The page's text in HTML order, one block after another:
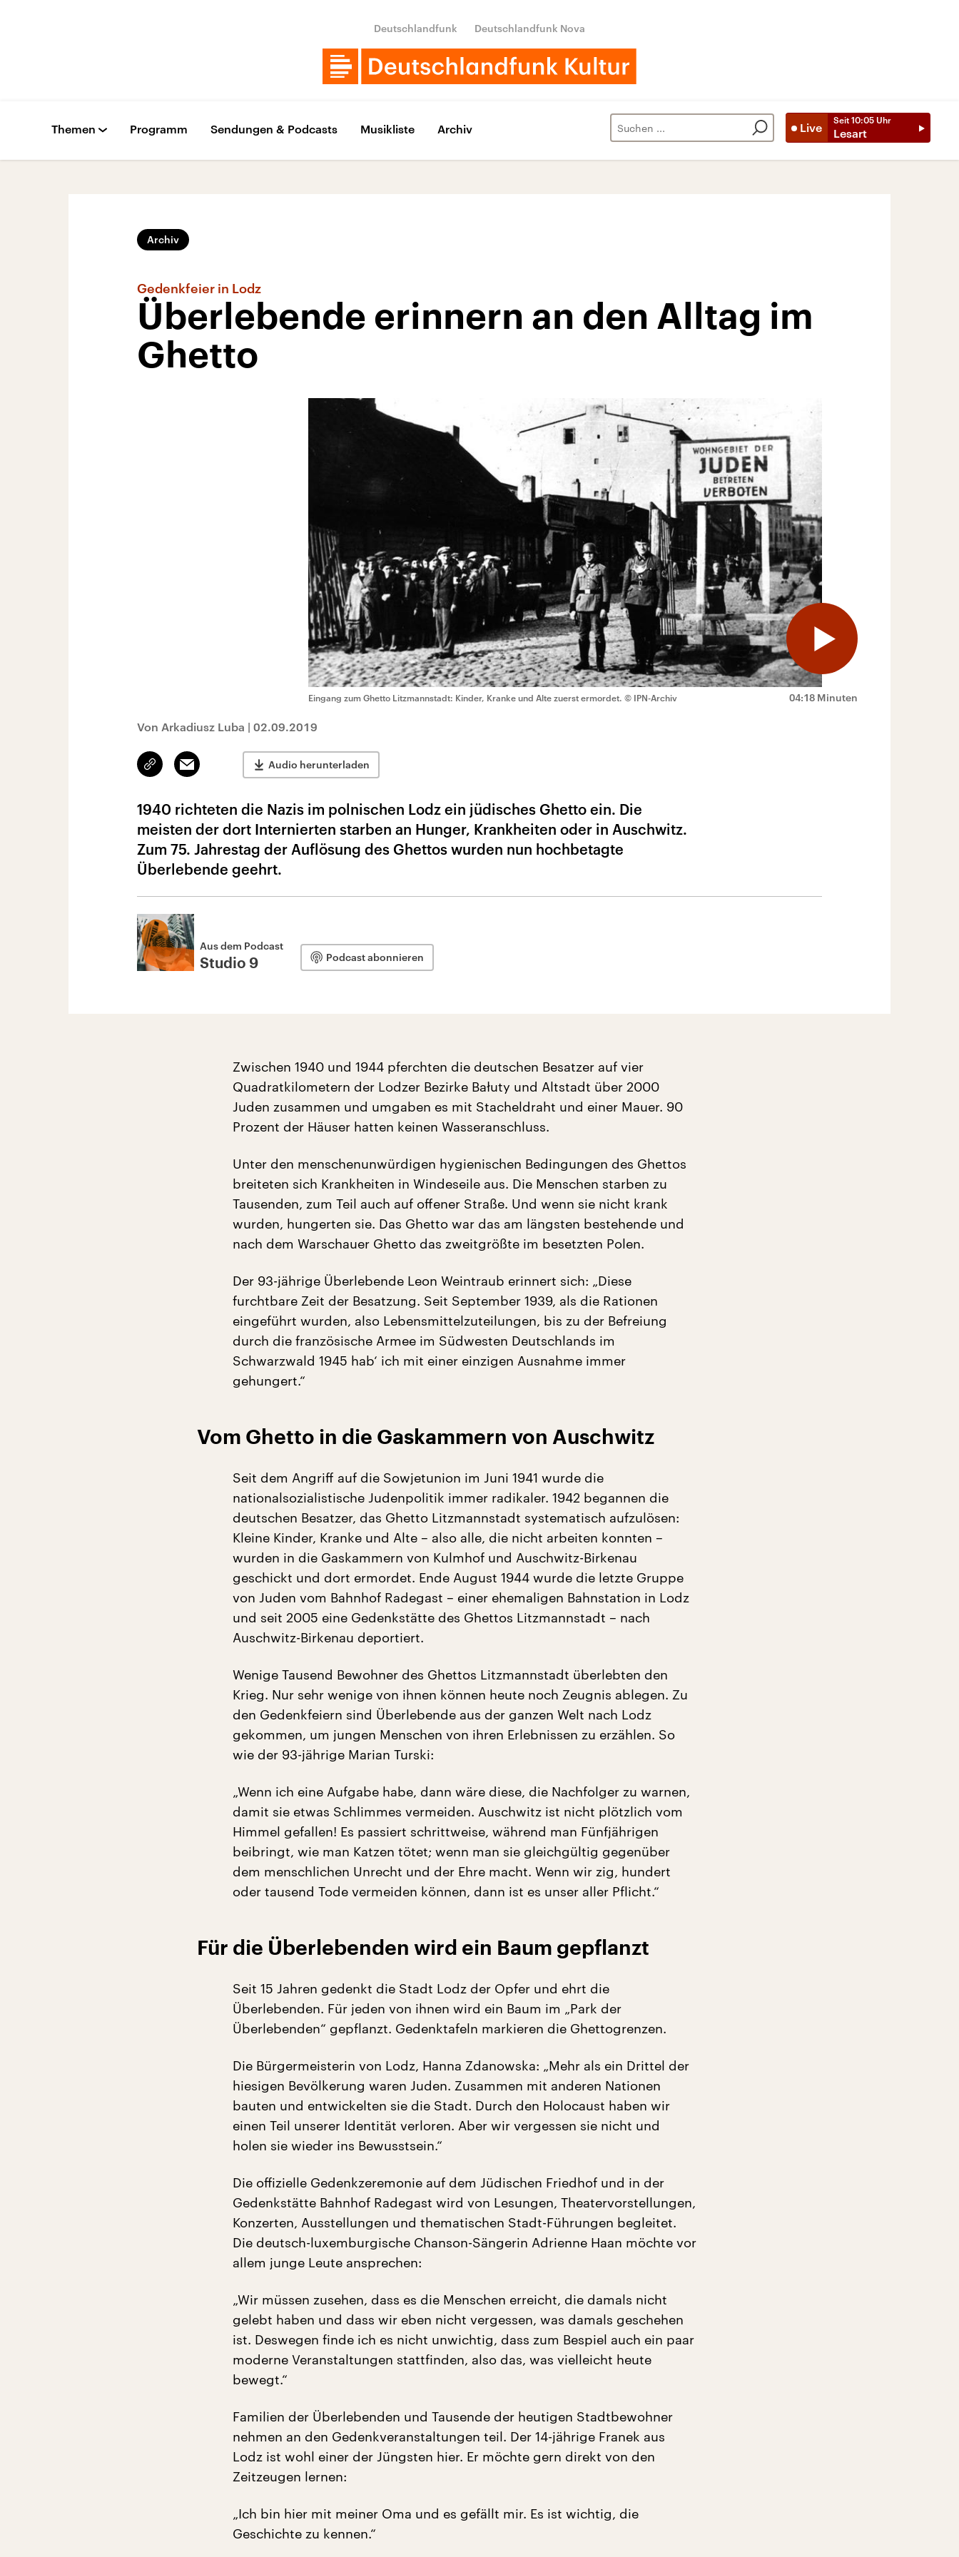
Deutschlandfunk Deutschlandfunk Nova
Live
Seit 10:05 Uhr
Lesart
Themen Programm Sendungen & Podcasts Musikliste Archiv
Archiv
Gedenkfeier in Lodz
Überlebende erinnern an den Alltag im
Ghetto
04:18 Minuten
Eingang zum Ghetto Litzmannstadt: Kinder, Kranke und Alte zuerst ermordet. © IPN-Archiv
Von Arkadiusz Luba | 02.09.2019
Link
kopieren/teilen
Email Audio herunterladen
1940 richteten die Nazis im polnischen Lodz ein jüdisches Ghetto ein. Die
meisten der dort Internierten starben an Hunger, Krankheiten oder in Auschwitz.
Zum 75. Jahrestag der Auflösung des Ghettos wurden nun hochbetagte
Überlebende geehrt.
Aus dem Podcast
Studio 9 Podcast abonnieren
Zwischen 1940 und 1944 pferchten die deutschen Besatzer auf vier
Quadratkilometern der Lodzer Bezirke Bałuty und Altstadt über 2000
Juden zusammen und umgaben es mit Stacheldraht und einer Mauer. 90
Prozent der Häuser hatten keinen Wasseranschluss.
Unter den menschenunwürdigen hygienischen Bedingungen des Ghettos
breiteten sich Krankheiten in Windeseile aus. Die Menschen starben zu
Tausenden, zum Teil auch auf offener Straße. Und wenn sie nicht krank
wurden, hungerten sie. Das Ghetto war das am längsten bestehende und
nach dem Warschauer Ghetto das zweitgrößte im besetzten Polen.
Der 93-jährige Überlebende Leon Weintraub erinnert sich: „Diese
furchtbare Zeit der Besatzung. Seit September 1939, als die Rationen
eingeführt wurden, also Lebensmittelzuteilungen, bis zu der Befreiung
durch die französische Armee im Südwesten Deutschlands im
Schwarzwald 1945 hab‘ ich mit einer einzigen Ausnahme immer
gehungert.“
Vom Ghetto in die Gaskammern von Auschwitz
Seit dem Angriff auf die Sowjetunion im Juni 1941 wurde die
nationalsozialistische Judenpolitik immer radikaler. 1942 begannen die
deutschen Besatzer, das Ghetto Litzmannstadt systematisch aufzulösen:
Kleine Kinder, Kranke und Alte – also alle, die nicht arbeiten konnten –
wurden in die Gaskammern von Kulmhof und Auschwitz-Birkenau
geschickt und dort ermordet. Ende August 1944 wurde die letzte Gruppe
von Juden vom Bahnhof Radegast – einer ehemaligen Bahnstation in Lodz
und seit 2005 eine Gedenkstätte des Ghettos Litzmannstadt – nach
Auschwitz-Birkenau deportiert.
Wenige Tausend Bewohner des Ghettos Litzmannstadt überlebten den
Krieg. Nur sehr wenige von ihnen können heute noch Zeugnis ablegen. Zu
den Gedenkfeiern sind Überlebende aus der ganzen Welt nach Lodz
gekommen, um jungen Menschen von ihren Erlebnissen zu erzählen. So
wie der 93-jährige Marian Turski:
„Wenn ich eine Aufgabe habe, dann wäre diese, die Nachfolger zu warnen,
damit sie etwas Schlimmes vermeiden. Auschwitz ist nicht plötzlich vom
Himmel gefallen! Es passiert schrittweise, während man Fünfjährigen
beibringt, wie man Katzen tötet; wenn man sie gleichgültig gegenüber
dem menschlichen Unrecht und der Ehre macht. Wenn wir zig, hundert
oder tausend Tode vermeiden können, dann ist es unser aller Pflicht.“
Für die Überlebenden wird ein Baum gepflanzt
Seit 15 Jahren gedenkt die Stadt Lodz der Opfer und ehrt die
Überlebenden. Für jeden von ihnen wird ein Baum im „Park der
Überlebenden“ gepflanzt. Gedenktafeln markieren die Ghettogrenzen.
Die Bürgermeisterin von Lodz, Hanna Zdanowska: „Mehr als ein Drittel der
hiesigen Bevölkerung waren Juden. Zusammen mit anderen Nationen
bauten und entwickelten sie die Stadt. Durch den Holocaust haben wir
einen Teil unserer Identität verloren. Aber wir vergessen sie nicht und
holen sie wieder ins Bewusstsein.“
Die offizielle Gedenkzeremonie auf dem Jüdischen Friedhof und in der
Gedenkstätte Bahnhof Radegast wird von Lesungen, Theatervorstellungen,
Konzerten, Ausstellungen und thematischen Stadt-Führungen begleitet.
Die deutsch-luxemburgische Chanson-Sängerin Adrienne Haan möchte vor
allem junge Leute ansprechen:
„Wir müssen zusehen, dass es die Menschen erreicht, die damals nicht
gelebt haben und dass wir eben nicht vergessen, was damals geschehen
ist. Deswegen finde ich es nicht unwichtig, dass zum Bespiel auch ein paar
moderne Veranstaltungen stattfinden, also das, was vielleicht heute
bewegt.“
Familien der Überlebenden und Tausende der heutigen Stadtbewohner
nehmen an den Gedenkveranstaltungen teil. Der 14-jährige Franek aus
Lodz ist wohl einer der Jüngsten hier. Er möchte gern direkt von den
Zeitzeugen lernen:
„Ich bin hier mit meiner Oma und es gefällt mir. Es ist wichtig, die
Geschichte zu kennen.“